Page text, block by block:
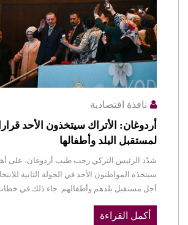
نافذة اقتصادية
أردوغان: الأتراك سيتخذون الأحد
لمستقبل البلد وأطفالها
شدّد الرئيس التركي رجب طيب أردوغان، على
سيتخذه المواطنون الأحد في الجولة الثانية
أجل مستقبل بلدهم وأطفالهم. جاء ذلك في خطاب
أكمل القراءة